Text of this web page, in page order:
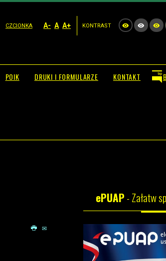
CZCIONKA A- A A+ KONTRAST
POIK DRUKI I FORMULARZE KONTAKT
ePUAP- Załatw